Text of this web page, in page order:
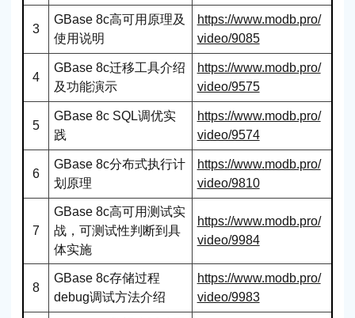
3
GBase 8c高可用原理及
使用说明
https://www.modb.pro/
video/9085
4
GBase 8c迁移工具介绍
及功能演示
https://www.modb.pro/
video/9575
5
GBase 8c SQL调优实
践
https://www.modb.pro/
video/9574
6
GBase 8c分布式执行计
划原理
https://www.modb.pro/
video/9810
7
GBase 8c高可用测试实
战，可测试性判断到具
体实施
https://www.modb.pro/
video/9984
8
GBase 8c存储过程
debug调试方法介绍
https://www.modb.pro/
video/9983